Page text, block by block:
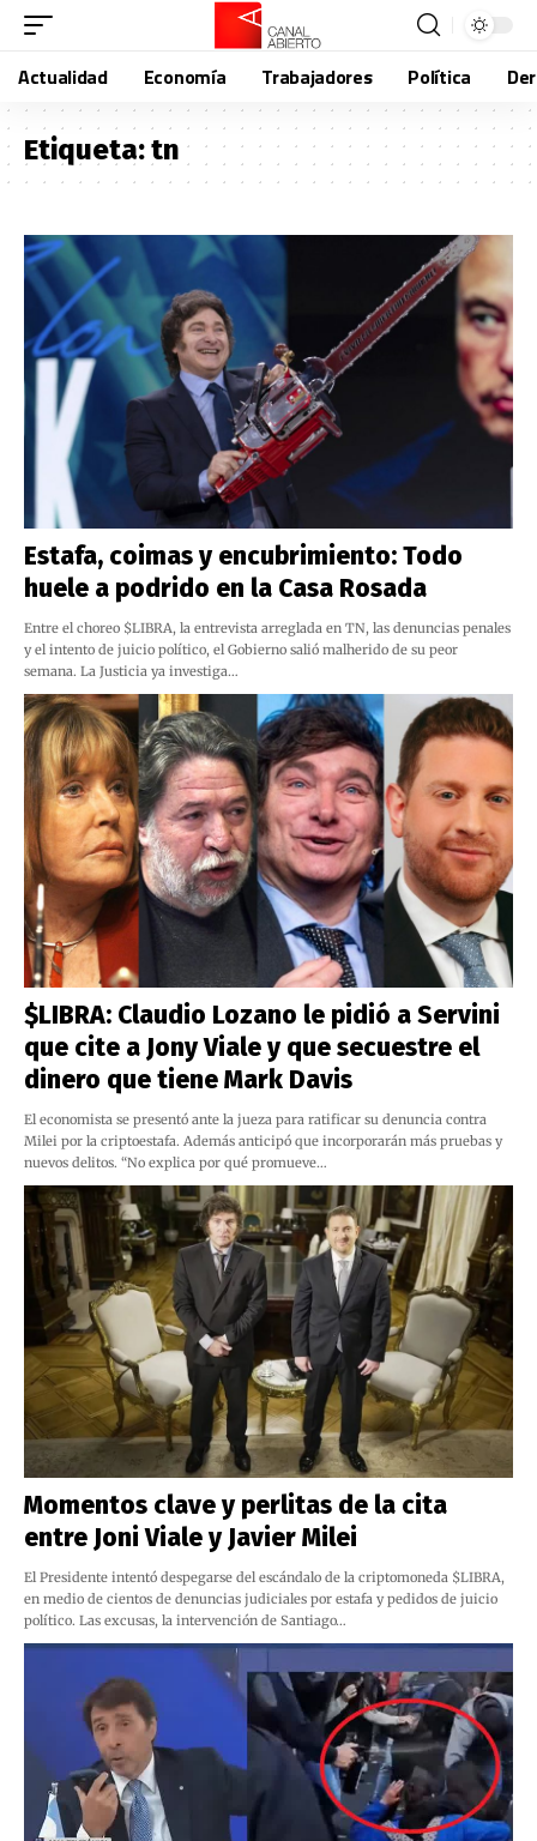
Actualidad Economía Trabajadores Política
Etiqueta:tn
Estafa, coimas y encubrimiento: Todo
huele a podrido en la Casa Rosada
Entre el choreo $LIBRA, la entrevista arreglada en TN, las denuncias penales
y el intento de juicio político, el Gobierno salió malherido de su peor
semana. La Justicia ya investiga…
$LIBRA: Claudio Lozano le pidió a Servini
que cite a Jony Viale y que secuestre el
dinero que tiene Mark Davis
El economista se presentó ante la jueza para ratificar su denuncia contra
Milei por la criptoestafa. Además anticipó que incorporarán más pruebas y
nuevos delitos. “No explica por qué promueve…
Momentos clave y perlitas de la cita
entre Joni Viale y Javier Milei
El Presidente intentó despegarse del escándalo de la criptomoneda $LIBRA,
en medio de cientos de denuncias judiciales por estafa y pedidos de juicio
político. Las excusas, la intervención de Santiago…